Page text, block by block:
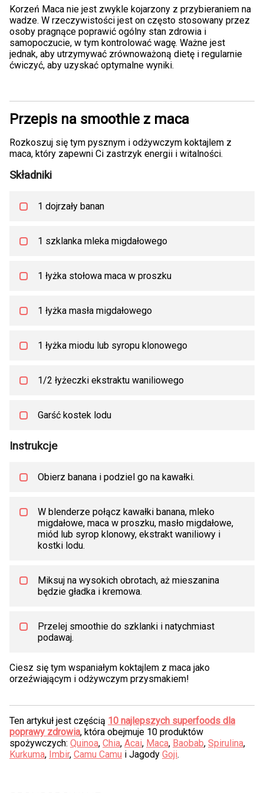
Korzeń Maca nie jest zwykle kojarzony z przybieraniem na
wadze. W rzeczywistości jest on często stosowany przez
osoby pragnące poprawić ogólny stan zdrowia i
samopoczucie, w tym kontrolować wagę. Ważne jest
jednak, aby utrzymywać zrównoważoną dietę i regularnie
ćwiczyć, aby uzyskać optymalne wyniki.
Przepis na smoothie z maca
Rozkoszuj się tym pysznym i odżywczym koktajlem z
maca, który zapewni Ci zastrzyk energii i witalności.
Składniki
1 dojrzały banan
1 szklanka mleka migdałowego
1 łyżka stołowa maca w proszku
1 łyżka masła migdałowego
1 łyżka miodu lub syropu klonowego
1/2 łyżeczki ekstraktu waniliowego
Garść kostek lodu
Instrukcje
Obierz banana i podziel go na kawałki.
W blenderze połącz kawałki banana, mleko
migdałowe, maca w proszku, masło migdałowe,
miód lub syrop klonowy, ekstrakt waniliowy i
kostki lodu.
Miksuj na wysokich obrotach, aż mieszanina
będzie gładka i kremowa.
Przelej smoothie do szklanki i natychmiast
podawaj.
Ciesz się tym wspaniałym koktajlem z maca jako
orzeźwiającym i odżywczym przysmakiem!
Ten artykuł jest częścią 10 najlepszych superfoods dla
poprawy zdrowia, która obejmuje 10 produktów
spożywczych: Quinoa, Chia, Acai, Maca, Baobab, Spirulina,
Kurkuma, Imbir, Camu Camu i Jagody Goji.